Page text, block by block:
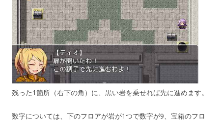
残った1箇所（右下の角）に、黒い岩を乗せれば先に進めます。
数字については、下のフロアが岩が1つで数字が9、宝箱のフロ